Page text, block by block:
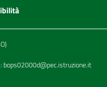
bops02000d@pec.istruzione.it